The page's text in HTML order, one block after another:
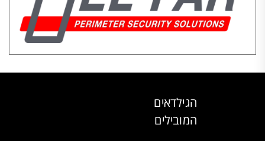
הגילדאים
המובילים